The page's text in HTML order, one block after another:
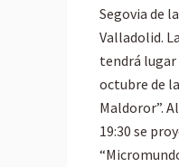
Segovia de
Valladolid.
tendrá lugar
octubre de
Maldoror”.
19:30 se